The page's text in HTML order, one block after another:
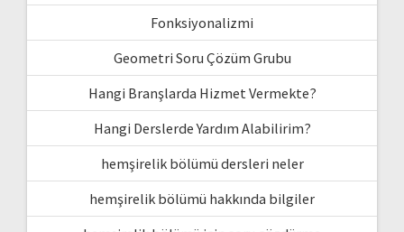
Fonksiyonalizmi
Geometri Soru Çözüm Grubu
Hangi Branşlarda Hizmet Vermekte?
Hangi Derslerde Yardım Alabilirim?
hemşirelik bölümü dersleri neler
hemşirelik bölümü hakkında bilgiler